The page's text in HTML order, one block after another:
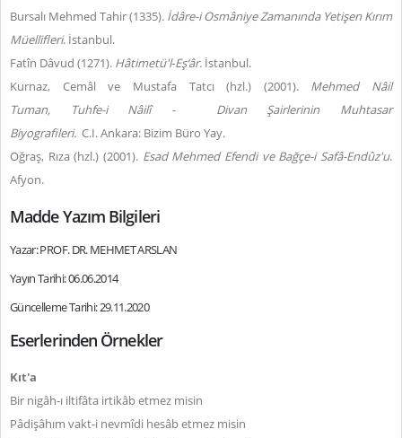
Bursalı Mehmed Tahir (1335). İdâre-i Osmâniye Zamanında Yetişen Kırım
Müellifleri. İstanbul.
Fatîn Dâvud (1271). Hâtimetü'l‑Eş‘âr. İstanbul.
Kurnaz, Cemâl ve Mustafa Tatcı (hzl.) (2001). Mehmed Nâil
Tuman,
Tuhfe-i Nâilî -
Divan Şairlerinin Muhtasar
Biyografileri. C.I.Ankara: Bizim Büro Yay.
Oğraş, Rıza (hzl.) (2001). Esad Mehmed Efendi ve Bağçe-i Safâ-Endûz'u.
Afyon.
Madde Yazım Bilgileri
Yazar: PROF. DR. MEHMET ARSLAN
Yayın Tarihi: 06.06.2014
Güncelleme Tarihi: 29.11.2020
Eserlerinden Örnekler
Kıt'a
Bir nigâh-ı iltifâta irtikâb etmez misin
Pâdişâhım vakt-i nevmîdi hesâb etmez misin